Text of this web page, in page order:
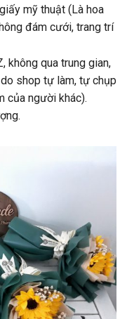
mỹ thuật (Là hoa
đám cưới, trang trí
qua trung gian,
shop tự làm, tự chụp
của người khác).